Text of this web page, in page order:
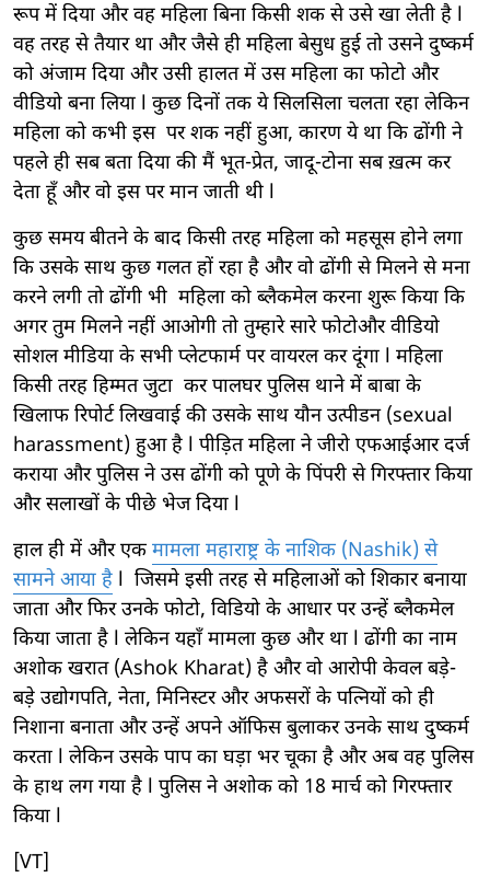
रूप में दिया और वह महिला बिना किसी शक से उसे खा लेती है l
वह तरह से तैयार था और जैसे ही महिला बेसुध हुई तो उसने दुष्कर्म
को अंजाम दिया और उसी हालत में उस महिला का फोटो और
वीडियो बना लिया l कुछ दिनों तक ये सिलसिला चलता रहा लेकिन
महिला को कभी इस पर शक नहीं हुआ, कारण ये था कि ढोंगी ने
पहले ही सब बता दिया की मैं भूत-प्रेत, जादू-टोना सब ख़त्म कर
देता हूँ और वो इस पर मान जाती थी l
कुछ समय बीतने के बाद किसी तरह महिला को महसूस होने लगा
कि उसके साथ कुछ गलत हों रहा है और वो ढोंगी से मिलने से मना
करने लगी तो ढोंगी भी महिला को ब्लैकमेल करना शुरू किया कि
अगर तुम मिलने नहीं आओगी तो तुम्हारे सारे फोटोऔर वीडियो
सोशल मीडिया के सभी प्लेटफार्म पर वायरल कर दूंगा l महिला
किसी तरह हिम्मत जुटा कर पालघर पुलिस थाने में बाबा के
खिलाफ रिपोर्ट लिखवाई की उसके साथ यौन उत्पीडन (sexual
harassment) हुआ है l पीड़ित महिला ने जीरो एफआईआर दर्ज
कराया और पुलिस ने उस ढोंगी को पूणे के पिंपरी से गिरफ्तार किया
और सलाखों के पीछे भेज दिया l
हाल ही में और एकमामला महाराष्ट्र के नाशिक (Nashik) से
सामने आया है l जिसमे इसी तरह से महिलाओं को शिकार बनाया
जाता और फिर उनके फोटो, विडियो के आधार पर उन्हें ब्लैकमेल
किया जाता है l लेकिन यहाँ मामला कुछ और था l ढोंगी का नाम
अशोक खरात (Ashok Kharat) है और वो आरोपी केवल बड़े-
बड़े उद्योगपति, नेता, मिनिस्टर और अफसरों के पत्नियों को ही
निशाना बनाता और उन्हें अपने ऑफिस बुलाकर उनके साथ दुष्कर्म
करता l लेकिन उसके पाप का घड़ा भर चूका है और अब वह पुलिस
के हाथ लग गया है l पुलिस ने अशोक को 18 मार्च को गिरफ्तार
किया l
[VT]